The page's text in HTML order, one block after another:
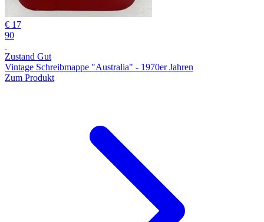
€ 17
90
Zustand Gut
Vintage Schreibmappe "Australia" - 1970er Jahren
Zum Produkt